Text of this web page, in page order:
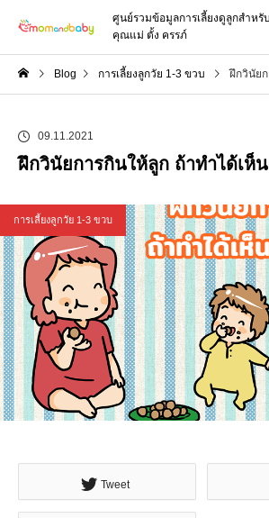
ศูนย์รวมข้อมูลการเลี้ยงดูลูกสำห
คุณแม่ ตั้ง ครรภ์
Blog การเลี้ยงลูกวัย 1-3 ขวบ ฝึกวินัยการ
09.11.2021
ฝึกวินัยการกินให้ลูก ถ้าทำได้เห็
การเลี้ยงลูกวัย 1-3 ขวบ
Tweet